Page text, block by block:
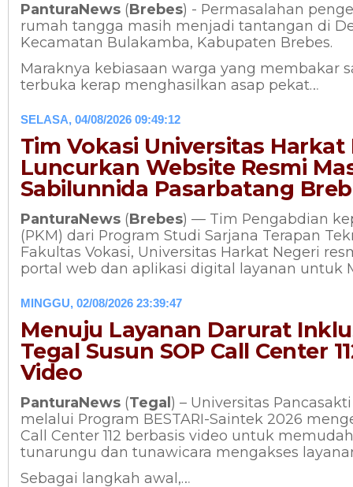
PanturaNews (Brebes) - Permasalahan
rumah tangga masih menjadi tantangan di
Kecamatan Bulakamba, Kabupaten Brebes.
Maraknya kebiasaan warga yang membakar
terbuka kerap menghasilkan asap pekat…
SELASA, 04/08/2026 09:49:12
Tim Vokasi Universitas Harkat
Luncurkan Website Resmi
Sabilunnida Pasarbatang
PanturaNews (Brebes) — Tim Pengabdian
(PKM) dari Program Studi Sarjana Terapan
Fakultas Vokasi, Universitas Harkat Negeri
portal web dan aplikasi digital layanan untuk
MINGGU, 02/08/2026 23:39:47
Menuju Layanan Darurat
Tegal Susun SOP Call Center
Video
PanturaNews (Tegal ) – Universitas
melalui Program BESTARI-Saintek 2026
Call Center 112 berbasis video untuk
tunarungu dan tunawicara mengakses
Sebagai langkah awal,…